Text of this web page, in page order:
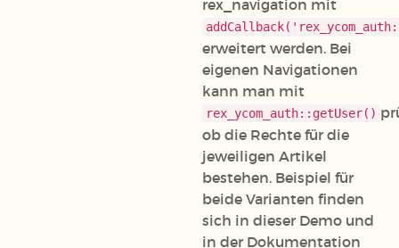
rex_navigation mit
erweitert werden. Bei
eigenen Navigationen
kann man mit
rex_ycom_auth::getUser()
ob die Rechte für die
jeweiligen Artikel
bestehen. Beispiel für
beide Varianten finden
sich in dieser Demo und
in der Dokumentation